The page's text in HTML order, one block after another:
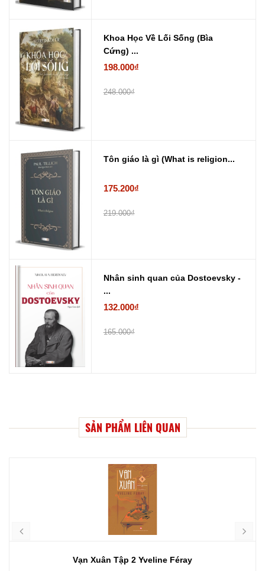
Khoa Học Về Lối Sống (Bìa
Cứng) ...
198.000₫
248.000₫
Tôn giáo là gì (What is religion...
175.200₫
219.000₫
Nhân sinh quan của Dostoevsky -
...
132.000₫
165.000₫
SẢN PHẨM LIÊN QUAN
Vạn Xuân Tập 2 Yveline Féray